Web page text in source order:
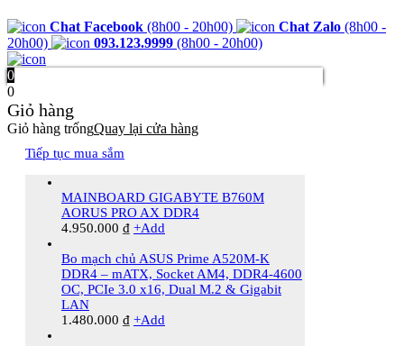
Chat Facebook (8h00 - 20h00) Chat Zalo (8h00 -
20h00)
093.123.9999 (8h00 - 20h00)
0
0
Giỏ hàng
Giỏ hàng trốngQuay lại cửa hàng
Tiếp tục mua sắm
MAINBOARD GIGABYTE B760M
AORUS PRO AX DDR4
4.950.000 ₫ +Add
Bo mạch chủ ASUS Prime A520M-K
DDR4 – mATX, Socket AM4, DDR4-4600
OC, PCIe 3.0 x16, Dual M.2 & Gigabit
LAN
1.480.000 ₫ +Add